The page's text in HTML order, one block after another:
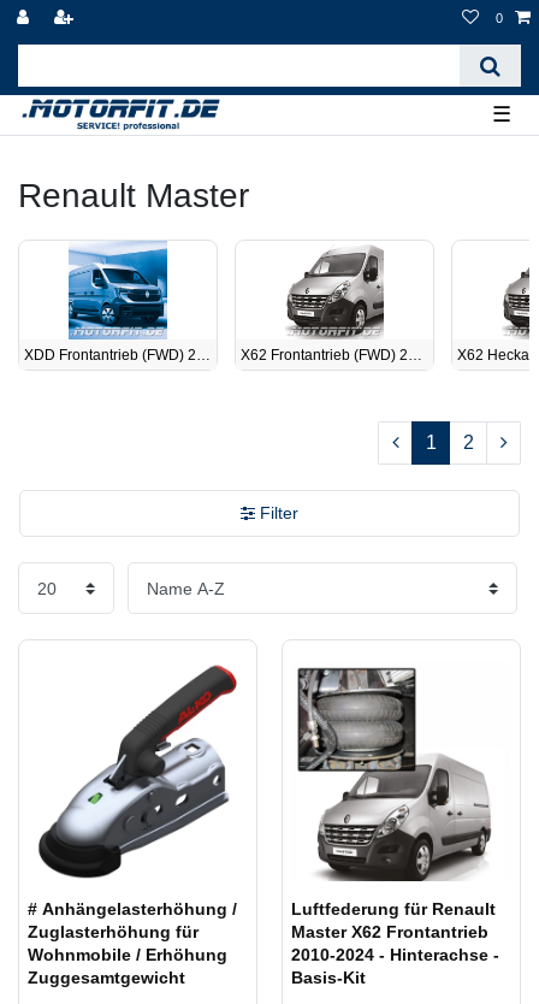
0
☰
Renault Master
1 2
Filter
# Anhängelasterhöhung /
Zuglasterhöhung für
Wohnmobile / Erhöhung
Zuggesamtgewicht
Luftfederung für Renault
Master X62 Frontantrieb
2010-2024 - Hinterachse -
Basis-Kit